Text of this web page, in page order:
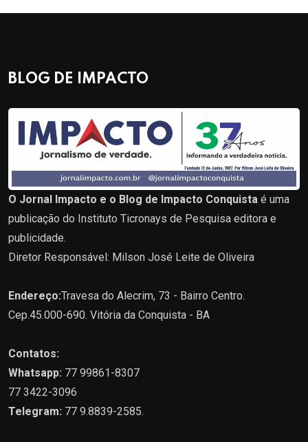
BLOG DE IMPACTO
O Jornal Impacto e o Blog de Impacto Conquista é uma
publicação do Instituto Ticronays de Pesquisa editora e
publicidade.
Diretor Responsável: Milson José Leite de Oliveira
Endereço:Travesa do Alecrim, 73 - Bairro Centro.
Cep.45.000-690. Vitória da Conquista - BA
Contatos:
Whatsapp: 77 99861-8307
77 3422-3096
Telegram: 77 9.8839-2585.